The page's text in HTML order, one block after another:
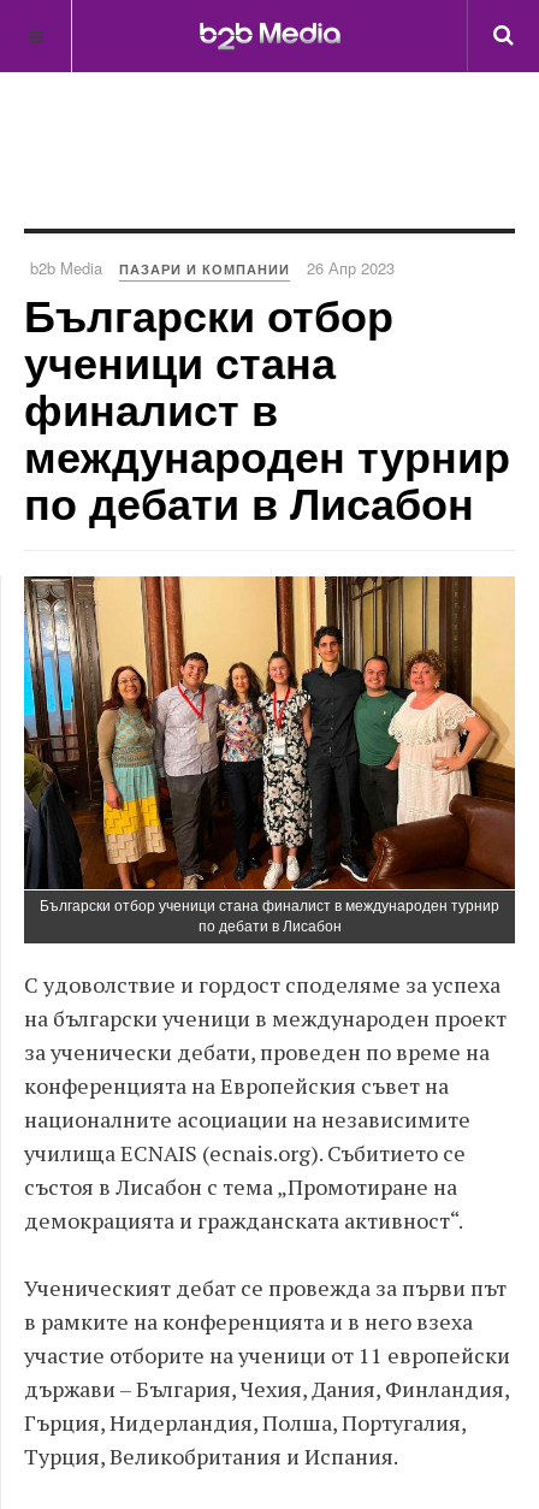
b2b Media ПАЗАРИ И КОМПАНИИ 26 Апр 2023
Български отбор
ученици стана
финалист в
международен турнир
по дебати в Лисабон
Български отбор ученици стана финалист в международен турнир
по дебати в Лисабон
С удоволствие и гордост споделяме за успеха
на български ученици в международен проект
за ученически дебати, проведен по време на
конференцията на Европейския съвет на
националните асоциации на независимите
училища ECNAIS (ecnais.org). Събитието се
състоя в Лисабон с тема „Промотиране на
демокрацията и гражданската активност“.
Ученическият дебат се провежда за първи път
в рамките на конференцията и в него взеха
участие отборите на ученици от 11 европейски
държави – България, Чехия, Дания, Финландия,
Гърция, Нидерландия, Полша, Португалия,
Турция, Великобритания и Испания.